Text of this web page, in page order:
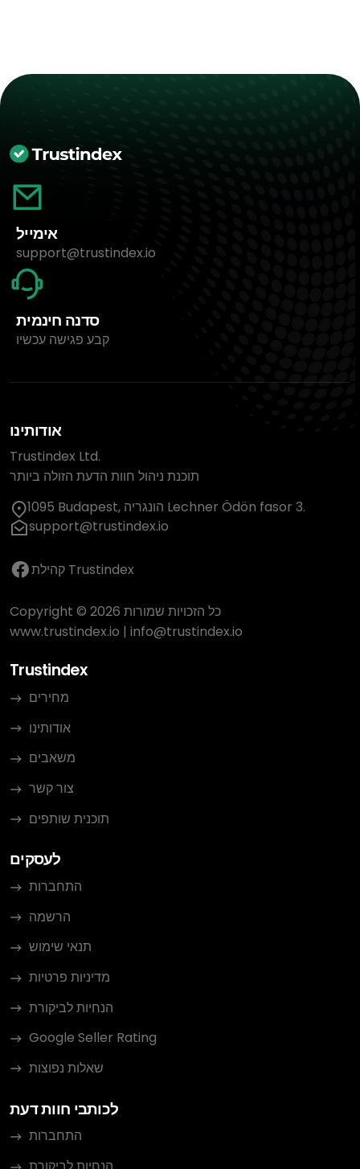
אימייל
support@trustindex.io
סדנה חינמית
קבע פגישה עכשיו
אודותינו
Trustindex Ltd.
תוכנת ניהול חוות הדעת הזולה ביותר
1095 Budapest, הונגריה Lechner Ödön fasor 3.
support@trustindex.io
קהילת Trustindex
Copyright © 2026 כל הזכויות שמורות
www.trustindex.io | info@trustindex.io
Trustindex
מחירים
אודותינו
משאבים
צור קשר
תוכנית שותפים
לעסקים
התחברות
הרשמה
תנאי שימוש
מדיניות פרטיות
הנחיות לביקורת
Google Seller Rating
שאלות נפוצות
לכותבי חוות דעת
התחברות